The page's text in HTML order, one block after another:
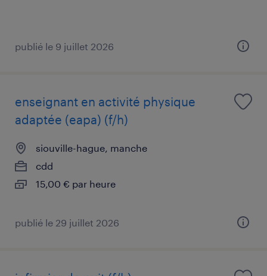
publié le 9 juillet 2026
enseignant en activité physique
adaptée (eapa) (f/h)
siouville-hague, manche
cdd
15,00 € par heure
publié le 29 juillet 2026